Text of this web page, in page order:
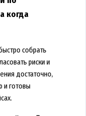
когда
собрать
риски и
достаточно,
и готовы